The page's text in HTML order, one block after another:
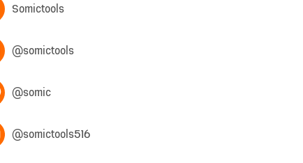
Somictools
@somictools
@somic
@somictools516